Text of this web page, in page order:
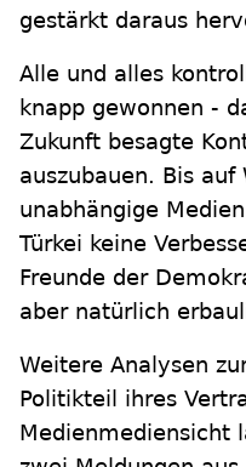
gestärkt daraus
Alle und alles
knapp gewonnen -
Zukunft besagte
auszubauen. Bis
unabhängige
Türkei keine
Freunde der
aber natürlich
Weitere Analysen
Politikteil ihres
Medienmediensicht